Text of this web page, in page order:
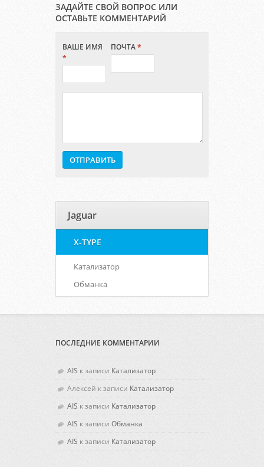
ЗАДАЙТЕ СВОЙ ВОПРОС ИЛИ
ОСТАВЬТЕ КОММЕНТАРИЙ
ВАШЕ ИМЯ
*
ПОЧТА*
Jaguar
X-TYPE
Катализатор
Обманка
ПОСЛЕДНИЕ КОММЕНТАРИИ
AIS к записи Катализатор
Алексей к записи Катализатор
AIS к записи Катализатор
AIS к записи Обманка
AIS к записи Катализатор